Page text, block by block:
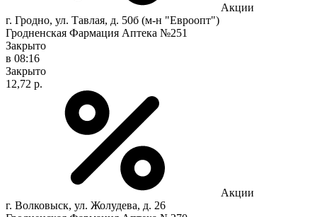
Акции
г. Гродно, ул. Тавлая, д. 50б (м-н "Евроопт")
Гродненская Фармация Аптека №251
Закрыто
в 08:16
Закрыто
12,72 р.
Акции
г. Волковыск, ул. Жолудева, д. 26